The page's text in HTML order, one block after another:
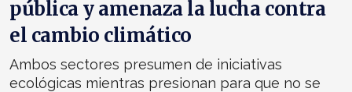
pública y amenaza la lucha contra
el cambio climático
Ambos sectores presumen de iniciativas
ecológicas mientras presionan para que no se